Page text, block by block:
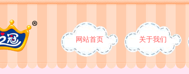
网站首页 关于我们